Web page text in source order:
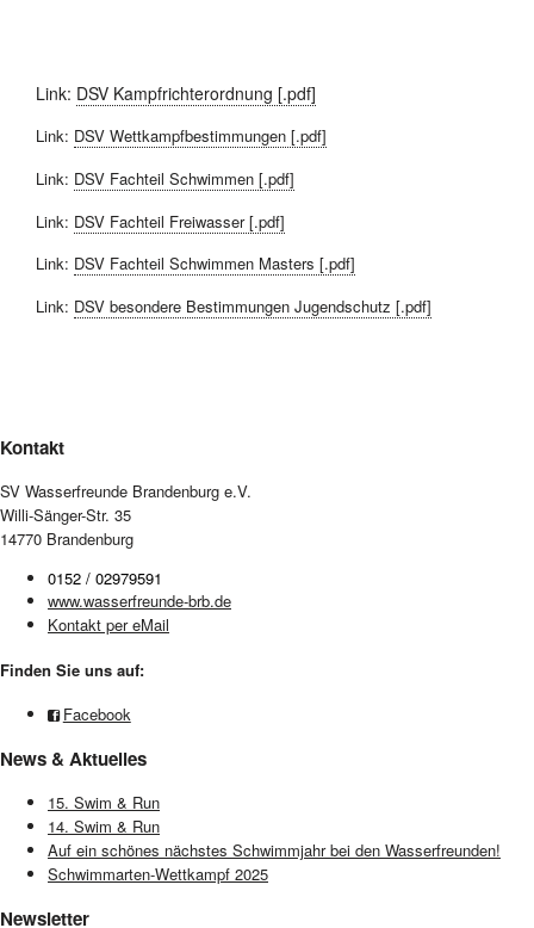
Link: DSV Kampfrichterordnung [.pdf]
Link: DSV Wettkampfbestimmungen [.pdf]
Link: DSV Fachteil Schwimmen [.pdf]
Link: DSV Fachteil Freiwasser [.pdf]
Link: DSV Fachteil Schwimmen Masters [.pdf]
Link: DSV besondere Bestimmungen Jugendschutz [.pdf]
Kontakt
SV Wasserfreunde Brandenburg e.V.
Willi-Sänger-Str. 35
14770 Brandenburg
0152 / 02979591
www.wasserfreunde-brb.de
Kontakt per eMail
Finden Sie uns auf:
Facebook
News & Aktuelles
15. Swim & Run
14. Swim & Run
Auf ein schönes nächstes Schwimmjahr bei den Wasserfreunden!
Schwimmarten-Wettkampf 2025
Newsletter